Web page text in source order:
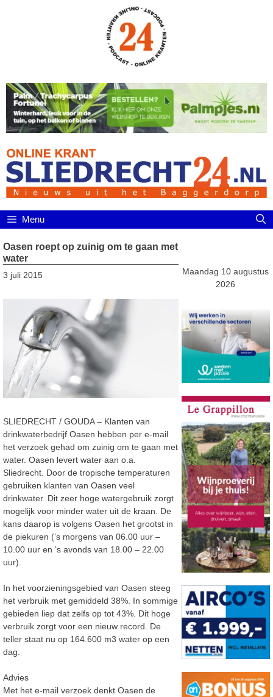
Menu
Oasen roept op zuinig om te gaan met
water
3 juli 2015
SLIEDRECHT / GOUDA – Klanten van
drinkwaterbedrijf Oasen hebben per e-mail
het verzoek gehad om zuinig om te gaan met
water. Oasen levert water aan o.a.
Sliedrecht. Door de tropische temperaturen
gebruiken klanten van Oasen veel
drinkwater. Dit zeer hoge watergebruik zorgt
mogelijk voor minder water uit de kraan. De
kans daarop is volgens Oasen het grootst in
de piekuren (’s morgens van 06.00 uur –
10.00 uur en ’s avonds van 18.00 – 22.00
uur).
In het voorzieningsgebied van Oasen steeg
het verbruik met gemiddeld 38%. In sommige
gebieden liep dat zelfs op tot 43%. Dit hoge
verbruik zorgt voor een nieuw record. De
teller staat nu op 164.600 m3 water op een
dag.
Advies
Met het e-mail verzoek denkt Oasen de
Maandag 10 augustus
2026